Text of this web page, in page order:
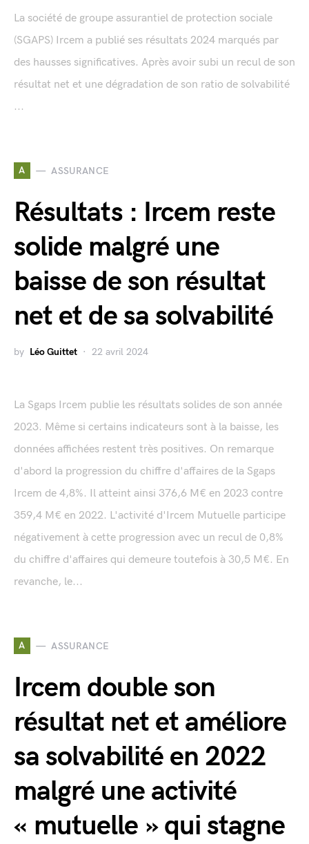
La société de groupe assurantiel de protection sociale
(SGAPS) Ircem a publié ses résultats 2024 marqués par
des hausses significatives. Après avoir subi un recul de son
résultat net et une dégradation de son ratio de solvabilité
...
A ASSURANCE
Résultats : Ircem reste
solide malgré une
baisse de son résultat
net et de sa solvabilité
by Léo Guittet 22 avril 2024
La Sgaps Ircem publie les résultats solides de son année
2023. Même si certains indicateurs sont à la baisse, les
données affichées restent très positives. On remarque
d'abord la progression du chiffre d'affaires de la Sgaps
Ircem de 4,8%. Il atteint ainsi 376,6 M€ en 2023 contre
359,4 M€ en 2022. L'activité d'Ircem Mutuelle participe
négativement à cette progression avec un recul de 0,8%
du chiffre d'affaires qui demeure toutefois à 30,5 M€. En
revanche, le...
A ASSURANCE
Ircem double son
résultat net et améliore
sa solvabilité en 2022
malgré une activité
« mutuelle » qui stagne